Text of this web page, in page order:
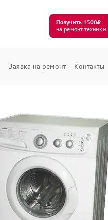
Получить 1500₽
на ремонт техники
Заявка на ремонт Контакты